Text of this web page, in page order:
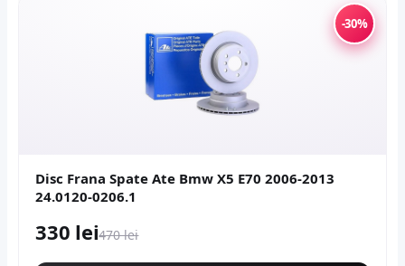
-30%
Disc Frana Spate Ate Bmw X5 E70 2006-2013
24.0120-0206.1
330 lei470 lei